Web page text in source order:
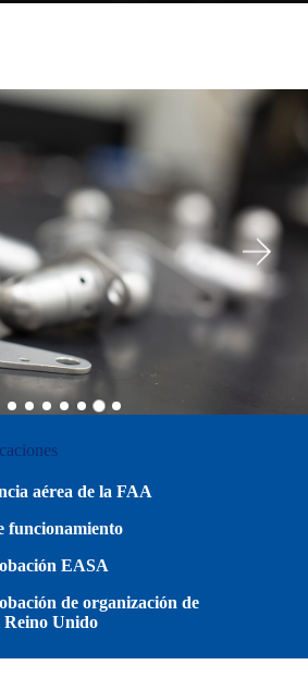
aérea de la FAA
funcionamiento
EASA
de organización de
Reino Unido